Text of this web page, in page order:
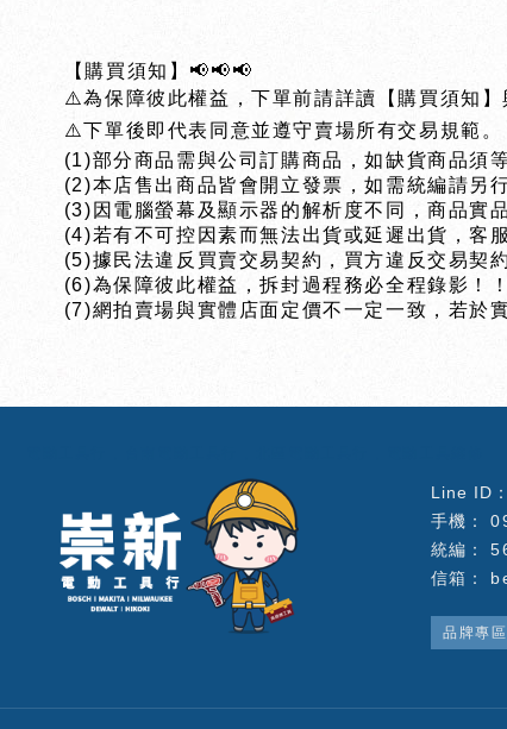
【購買須知】📢📢📢
⚠️為保障彼此權益，下單前請詳讀【購買須知
⚠️下單後即代表同意並遵守賣場所有交易規範。
(1)部分商品需與公司訂購商品，如缺貨商品須
(2)本店售出商品皆會開立發票，如需統編請另
(3)因電腦螢幕及顯示器的解析度不同，商品實
(4)若有不可控因素而無法出貨或延遲出貨，客
(5)據民法違反買賣交易契約，買方違反交易契
(6)為保障彼此權益，拆封過程務必全程錄影！！
(7)網拍賣場與實體店面定價不一定一致，若於
品牌專區